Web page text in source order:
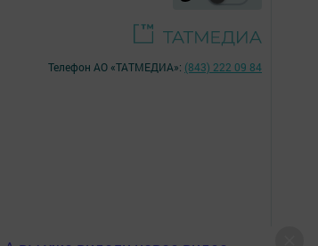
Телефон АО «ТАТМЕДИА»: (843) 222 09 84